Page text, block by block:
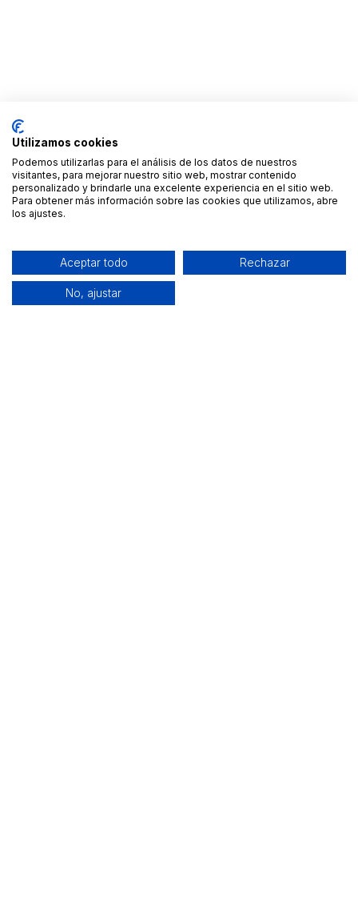
Utilizamos cookies
Podemos utilizarlas para el análisis de los datos de nuestros
visitantes, para mejorar nuestro sitio web, mostrar contenido
personalizado y brindarle una excelente experiencia en el sitio web.
Para obtener más información sobre las cookies que utilizamos, abre
los ajustes.
Aceptar todo Rechazar
No, ajustar